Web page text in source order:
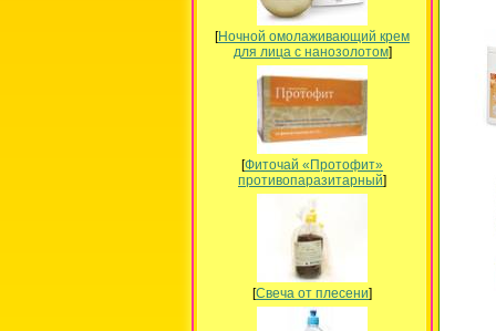
[Ночной омолаживающий крем
для лица с нанозолотом]
[Фиточай «Протофит»
противопаразитарный]
[Свеча от плесени]